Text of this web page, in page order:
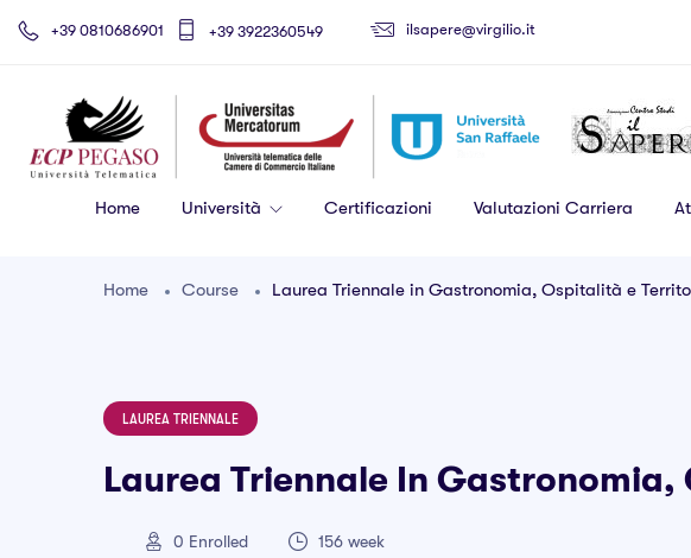
+39 0810686901 +39 3922360549 ilsapere@virgilio.it
Home Università Certificazioni Valutazioni Carriera
Home Course Laurea Triennale in Gastronomia, Ospitalità e
LAUREA TRIENNALE
Laurea Triennale In
0 Enrolled 156 week